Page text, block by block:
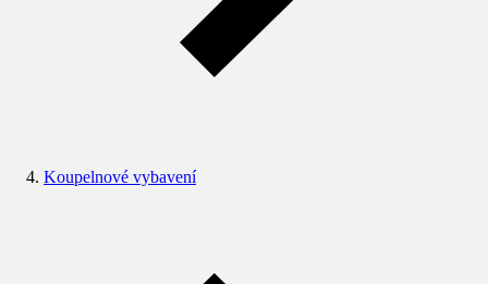
Koupelnové vybavení